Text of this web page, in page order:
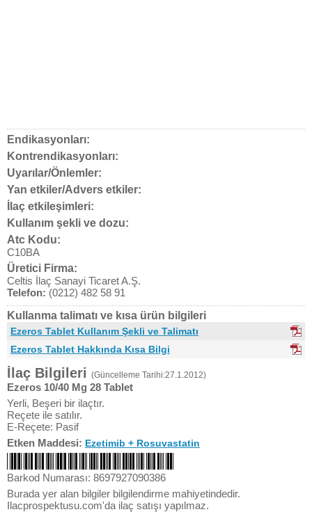
Endikasyonları:
Kontrendikasyonları:
Uyarılar/Önlemler:
Yan etkiler/Advers etkiler:
İlaç etkileşimleri:
Kullanım şekli ve dozu:
Atc Kodu:
C10BA
Üretici Firma:
Celtis İlaç Sanayi Ticaret A.Ş.
Telefon: (0212) 482 58 91
Kullanma talimatı ve kısa ürün bilgileri
Ezeros Tablet Kullanım Şekli ve Talimatı
Ezeros Tablet Hakkında Kısa Bilgi
İlaç Bilgileri (Güncelleme Tarihi:27.1.2012)
Ezeros 10/40 Mg 28 Tablet
Yerli, Beşeri bir ilaçtır.
Reçete ile satılır.
E-Reçete: Pasif
Etken Maddesi: Ezetimib + Rosuvastatin
Barkod Numarası: 8697927090386
Burada yer alan bilgiler bilgilendirme mahiyetindedir.
Ilacprospektusu.com'da ilaç satışı yapılmaz.